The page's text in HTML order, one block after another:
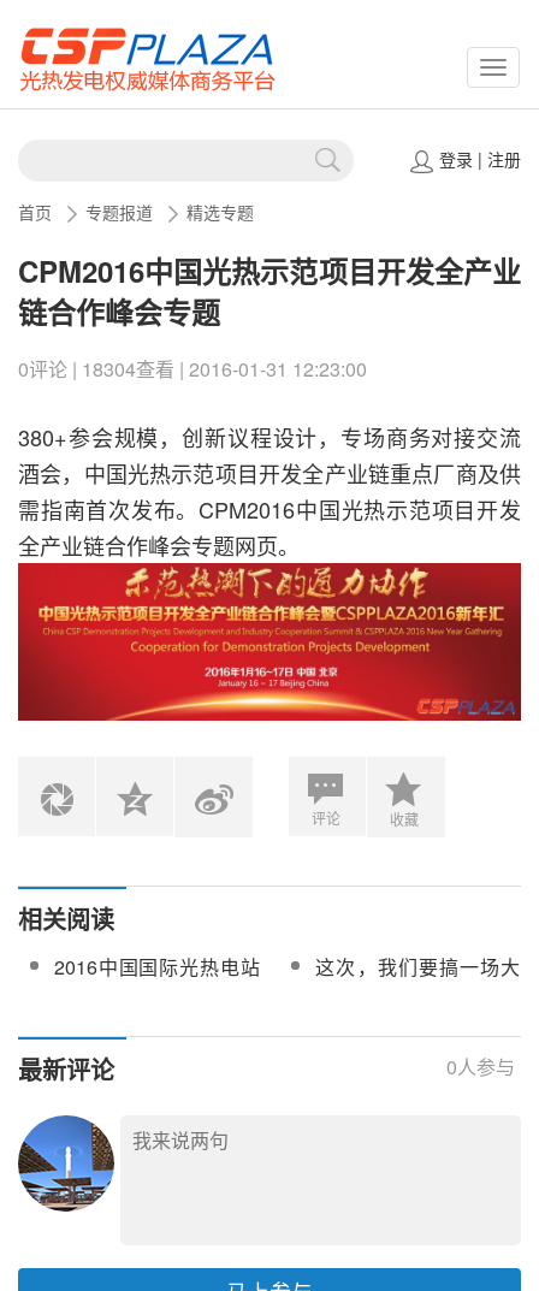
登录| 注册
首页 专题报道 精选专题
CPM2016中国光热示范项目开发全产业
链合作峰会专题
0评论 | 18304查看 | 2016-01-31 12:23:00
380+参会规模，创新议程设计，专场商务对接交流
酒会，中国光热示范项目开发全产业链重点厂商及供
需指南首次发布。CPM2016中国光热示范项目开发
全产业链合作峰会专题网页。
评论 收藏
相关阅读
2016中国国际光热电站
这次，我们要搞一场大
最新评论 0人参与